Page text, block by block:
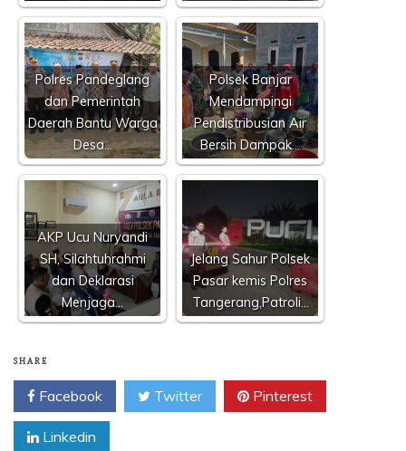
Polres Pandeglang
dan Pemerintah
Daerah Bantu Warga
Desa…
Polsek Banjar
Mendampingi
Pendistribusian Air
Bersih Dampak…
AKP Ucu Nuryandi
SH, Silahtuhrahmi
dan Deklarasi
Menjaga…
Jelang Sahur Polsek
Pasar kemis Polres
Tangerang,Patroli…
SHARE
Facebook Twitter Pinterest
Linkedin